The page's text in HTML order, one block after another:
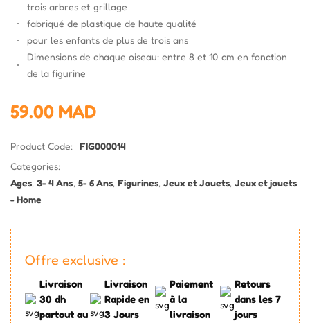
trois arbres et grillage
fabriqué de plastique de haute qualité
pour les enfants de plus de trois ans
Dimensions de chaque oiseau: entre 8 et 10 cm en fonction
de la figurine
59.00 MAD
Product Code: FIG000014
Categories:
Ages,3- 4 Ans, 5- 6 Ans, Figurines,Jeux et Jouets, Jeux et jouets
- Home
Offre exclusive :
Livraison
30 dh
partout au
Livraison
Rapide en
3 Jours
Paiement
à la
livraison
Retours
dans les 7
jours